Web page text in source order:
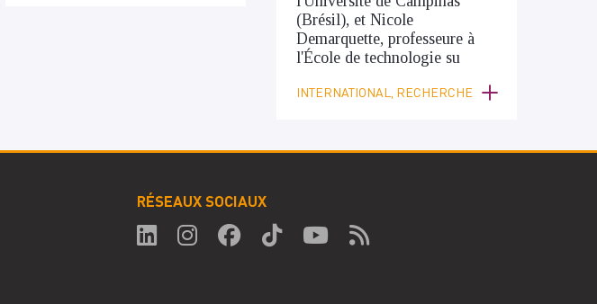
(Brésil), et Nicole
Demarquette, professeure à
l'École de technologie su
INTERNATIONAL, RECHERCHE
RÉSEAUX SOCIAUX